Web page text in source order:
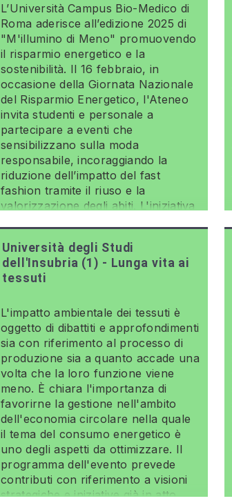
L’Università Campus Bio-Medico di
Roma aderisce all’edizione 2025 di
"M'illumino di Meno" promuovendo
il risparmio energetico e la
sostenibilità. Il 16 febbraio, in
occasione della Giornata Nazionale
del Risparmio Energetico, l'Ateneo
invita studenti e personale a
partecipare a eventi che
sensibilizzano sulla moda
responsabile, incoraggiando la
riduzione dell’impatto del fast
fashion tramite il riuso e la
valorizzazione degli abiti. L'iniziativa
Università degli Studi
dell'Insubria (1) - Lunga vita ai
tessuti
L'impatto ambientale dei tessuti è
oggetto di dibattiti e approfondimenti
sia con riferimento al processo di
produzione sia a quanto accade una
volta che la loro funzione viene
meno. È chiara l'importanza di
favorirne la gestione nell'ambito
dell'economia circolare nella quale
il tema del consumo energetico è
uno degli aspetti da ottimizzare. Il
programma dell'evento prevede
contributi con riferimento a visioni
strategiche e iniziative già in atto.